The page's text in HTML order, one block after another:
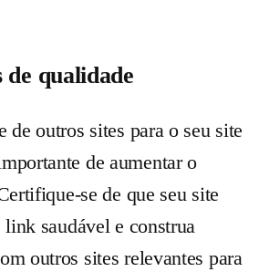
qualidade
de outros sites para o seu site
de aumentar o
se de que seu site
saudável e construa
outros sites relevantes para